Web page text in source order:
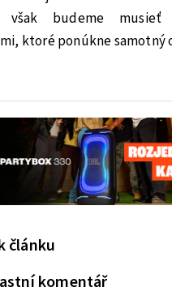
budeme musieť
ktoré ponúkne samotný
článku
komentář